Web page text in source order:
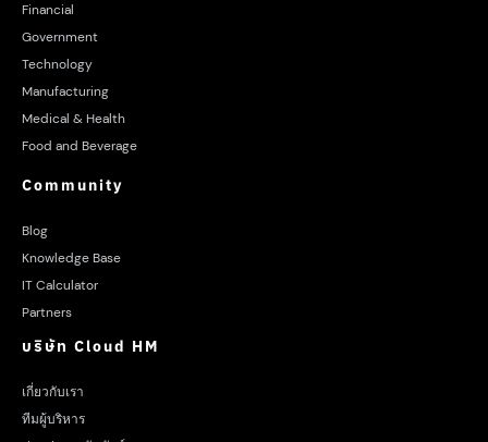
Financial
Government
Technology
Manufacturing
Medical & Health
Food and Beverage
Community
Blog
Knowledge Base
IT Calculator
Partners
บริษัท Cloud HM
เกี่ยวกับเรา
ทีมผู้บริหาร